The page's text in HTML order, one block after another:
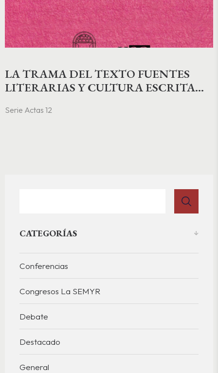
LA TRAMA DEL TEXTO FUENTES
LITERARIAS Y CULTURA ESCRITA
RENACIMIENTO
Serie Actas 12
CATEGORÍAS
Conferencias
Congresos La SEMYR
Debate
Destacado
General